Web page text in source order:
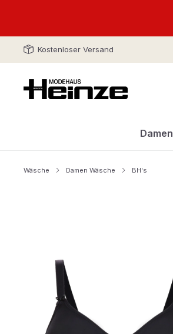
Kostenloser Versand
Damen
Wäsche Damen Wäsche BH's